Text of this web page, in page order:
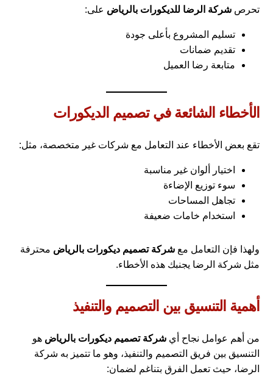
تحرصشركة الرضا للديكورات بالرياض على:
تسليم المشروع بأعلى جودة
تقديم ضمانات
متابعة رضا العميل
الأخطاء الشائعة في تصميم الديكورات
تقع بعض الأخطاء عند التعامل مع شركات غير متخصصة، مثل:
اختيار ألوان غير مناسبة
سوء توزيع الإضاءة
تجاهل المساحات
استخدام خامات ضعيفة
ولهذا فإن التعامل معشركة تصميم ديكورات بالرياض محترفة
مثل شركة الرضا يجنبك هذه الأخطاء.
أهمية التنسيق بين التصميم والتنفيذ
من أهم عوامل نجاح أيشركة تصميم ديكورات بالرياض هو
التنسيق بين فريق التصميم والتنفيذ، وهو ما تتميز به شركة
الرضا، حيث تعمل الفرق بتناغم لضمان: